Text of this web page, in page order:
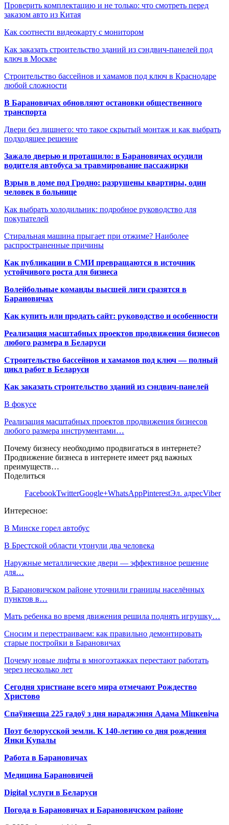
Проверить комплектацию и не только: что смотреть перед
заказом авто из Китая
Как соотнести видеокарту с монитором
Как заказать строительство зданий из сэндвич-панелей под
ключ в Москве
Строительство бассейнов и хамамов под ключ в Краснодаре
любой сложности
В Барановичах обновляют остановки общественного
транспорта
Двери без лишнего: что такое скрытый монтаж и как выбрать
подходящее решение
Зажало дверью и протащило: в Барановичах осудили
водителя автобуса за травмирование пассажирки
Взрыв в доме под Гродно: разрушены квартиры, один
человек в больнице
Как выбрать холодильник: подробное руководство для
покупателей
Стиральная машина прыгает при отжиме? Наиболее
распространенные причины
Как публикации в СМИ превращаются в источник
устойчивого роста для бизнеса
Волейбольные команды высшей лиги сразятся в
Барановичах
Как купить или продать сайт: руководство и особенности
Реализация масштабных проектов продвижения бизнесов
любого размера в Беларуси
Строительство бассейнов и хамамов под ключ — полный
цикл работ в Беларуси
Как заказать строительство зданий из сэндвич-панелей
В фокусе
Реализация масштабных проектов продвижения бизнесов
любого размера инструментами…
Почему бизнесу необходимо продвигаться в интернете?
Продвижение бизнеса в интернете имеет ряд важных
преимуществ…
Поделиться
FacebookTwitterGoogle+WhatsAppPinterestЭл. адресViber
Интересное:
В Минске горел автобус
В Брестской области утонули два человека
Наружные металлические двери — эффективное решение
для…
В Барановичском районе уточнили границы населённых
пунктов в…
Мать ребенка во время движения решила поднять игрушку…
Сносим и перестраиваем: как правильно демонтировать
старые постройки в Барановичах
Почему новые лифты в многоэтажках перестают работать
через несколько лет
Сегодня христиане всего мира отмечают Рождество
Христово
Спаўняецца 225 гадоў з дня нараджэння Адама Міцкевіча
Поэт белорусской земли. К 140-летию со дня рождения
Янки Купалы
Работа в Барановичах
Медицина Барановичей
Digital услуги в Беларуси
Погода в Барановичах и Барановичском районе